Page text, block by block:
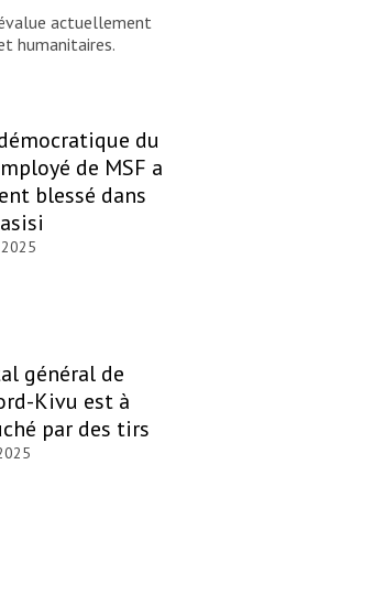
actuellement
humanitaires.
du
de MSF a
blessé dans
général de
Kivu est à
par des tirs